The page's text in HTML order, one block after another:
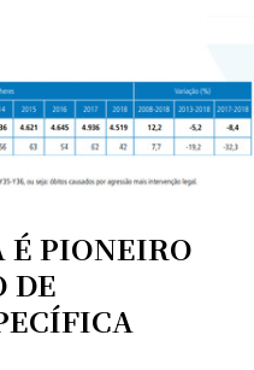
É PIONEIRO
DE